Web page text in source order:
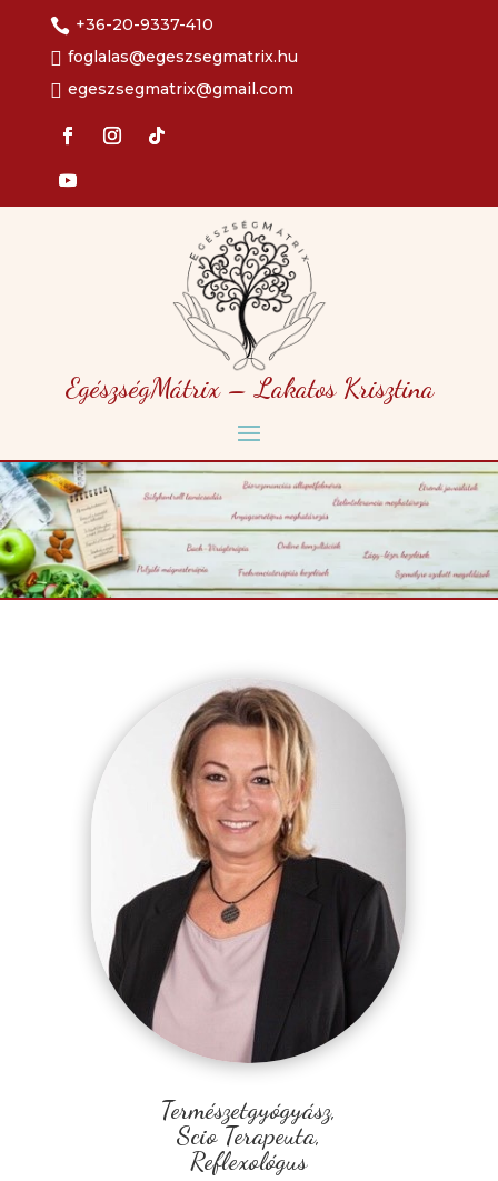
 +36-20-9337-410
 foglalas@egeszsegmatrix.hu
 egeszsegmatrix@gmail.com
EgészségMátrix – Lakatos Krisztina
Természetgyógyász,
Scio Terapeuta,
Reflexológus